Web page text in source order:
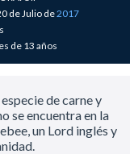
de Julio de2017
de 13 años
de carne y
se encuentra en la
un Lord inglés y